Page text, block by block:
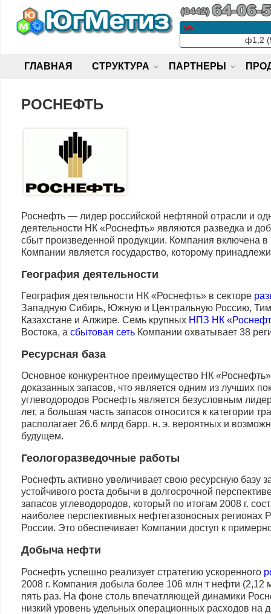
content
ф1,2
ГЛАВНАЯ СТРУКТУРА ПАРТНЕРЫ
РОСНЕФТЬ
Роснефть — лидер российской нефтяной отрасли и
деятельности НК «Роснефть» являются разведка и
сбыт произведенной продукции. Компания включена
Компании является государство, которому
География деятельности
География деятельности НК «Роснефть» в секторе
Западную Сибирь, Южную и Центральную Россию,
Казахстане и Алжире. Семь крупных НПЗ НК
Востока, асбытовая сеть Компании охватывает 38
Ресурсная база
Основное конкурентное преимущество НК
доказанных запасов, что является одним из лучших
углеводородов Роснефть является безусловным
лет, а большая часть запасов относится к категории
располагает 26.6 млрд барр. н. э. вероятных и
будущем.
Геологоразведочные работы
Роснефть активно увеличивает свою ресурсную базу
устойчивого роста добычи в долгосрочной
запасов углеводородов, который по итогам 2008 г.
наиболее перспективных нефтегазоносных
России. Это обеспечивает Компании доступ к
Добыча нефти
Роснефть успешно реализует стратегию ускоренного
2008 г. Компания добыла более 106 млн т нефти
пять раз. На фоне столь впечатляющей динамики
низкий уровень удельных операционных расходов